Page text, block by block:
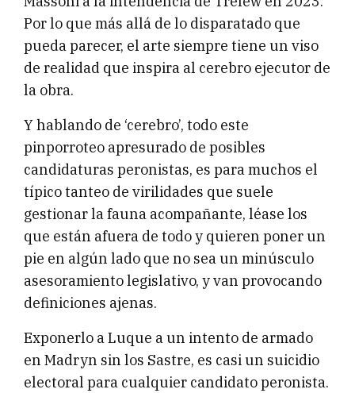
Por lo que más allá de lo disparatado que
pueda parecer, el arte siempre tiene un viso
de realidad que inspira al cerebro ejecutor de
la obra.
Y hablando de ‘cerebro’, todo este
pinporroteo apresurado de posibles
candidaturas peronistas, es para muchos el
típico tanteo de virilidades que suele
gestionar la fauna acompañante, léase los
que están afuera de todo y quieren poner un
pie en algún lado que no sea un minúsculo
asesoramiento legislativo, y van provocando
definiciones ajenas.
Exponerlo a Luque a un intento de armado
en Madryn sin los Sastre, es casi un suicidio
electoral para cualquier candidato peronista.